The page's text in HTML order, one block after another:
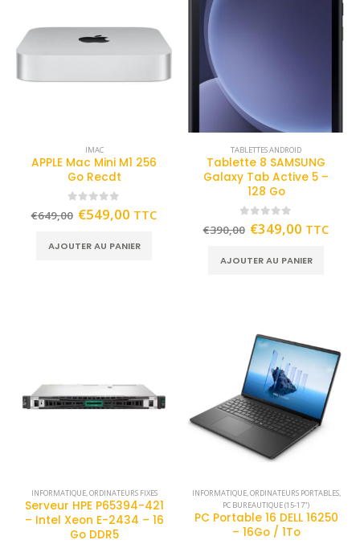
IMAC
APPLE Mac Mini M1 256
Go Recdt
out of 5
€649,00 €549,00 TTC
AJOUTER AU PANIER
TABLETTES ANDROID
Tablette 8 SAMSUNG
Galaxy Tab Active 5 –
128 Go
out of 5
€390,00 €349,00 TTC
AJOUTER AU PANIER
INFORMATIQUE,ORDINATEURS FIXES
Serveur HPE P65394-421
– Intel Xeon E-2434 – 16
Go DDR5
INFORMATIQUE,ORDINATEURS PORTABLES,
PC BUREAUTIQUE (15-17")
PC Portable 16 DELL 16250
– 16Go / 1To